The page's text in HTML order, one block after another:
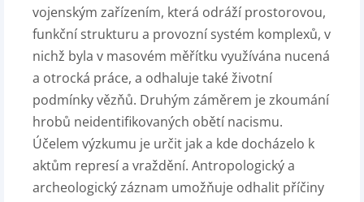
vojenským zařízením, která odráží prostorovou,
funkční strukturu a provozní systém komplexů, v
nichž byla v masovém měřítku využívána nucená
a otrocká práce, a odhaluje také životní
podmínky vězňů. Druhým záměrem je zkoumání
hrobů neidentifikovaných obětí nacismu.
Účelem výzkumu je určit jak a kde docházelo k
aktům represí a vraždění. Antropologický a
archeologický záznam umožňuje odhalit příčiny